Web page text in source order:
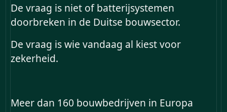
De vraag is niet of batterijsystemen
doorbreken in de Duitse bouwsector.
De vraag is wie vandaag al kiest voor
zekerheid.
Meer dan 160 bouwbedrijven in Europa